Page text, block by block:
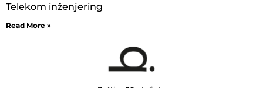
Telekom inženjering
Read More »